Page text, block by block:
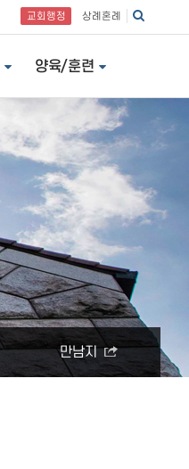
교회행정 상례혼례
양육/훈련
만남지